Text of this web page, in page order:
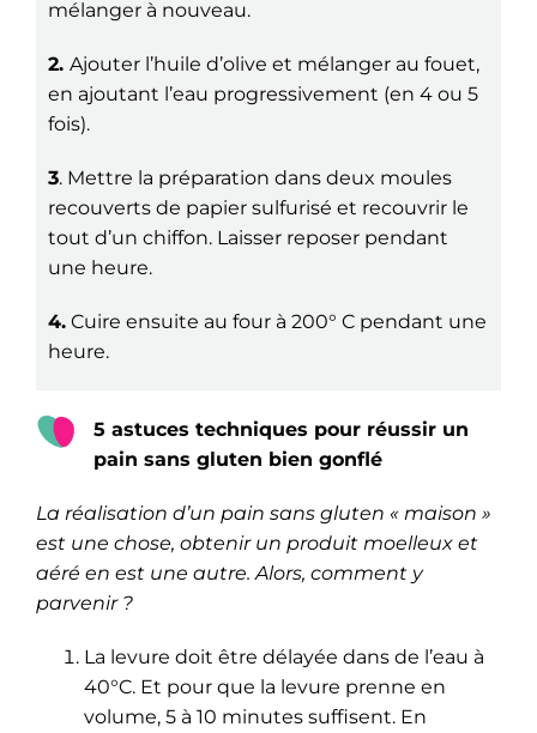
mélanger à nouveau.
2. Ajouter l’huile d’olive et mélanger au fouet,
en ajoutant l’eau progressivement (en 4 ou 5
fois).
3. Mettre la préparation dans deux moules
recouverts de papier sulfurisé et recouvrir le
tout d’un chiffon. Laisser reposer pendant
une heure.
4. Cuire ensuite au four à 200° C pendant une
heure.
5 astuces techniques pour réussir un
pain sans gluten bien gonflé
La réalisation d’un pain sans gluten « maison »
est une chose, obtenir un produit moelleux et
aéré en est une autre. Alors, comment y
parvenir ?
La levure doit être délayée dans de l’eau à
40°C. Et pour que la levure prenne en
volume, 5 à 10 minutes suffisent. En